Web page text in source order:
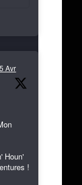
5 Avr
Houn'
!